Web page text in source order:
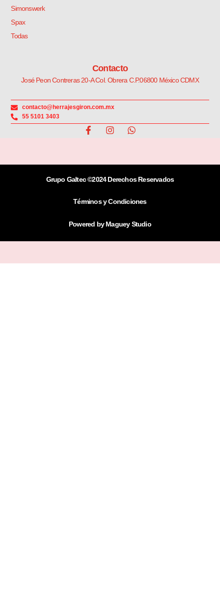
Simonswerk
Spax
Todas
Contacto
José Peon Contreras 20-A Col. Obrera C.P.06800 México CDMX
contacto@herrajesgiron.com.mx
55 5101 3403
F
b
o
-
I
a
r
m
W
s
p
Grupo Galtec ©2024 Derechos Reservados
Términos y Condiciones
Powered byMaguey Studio